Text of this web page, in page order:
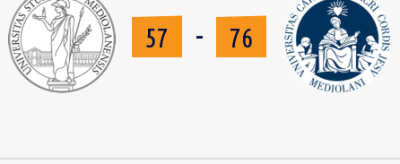
57 - 76